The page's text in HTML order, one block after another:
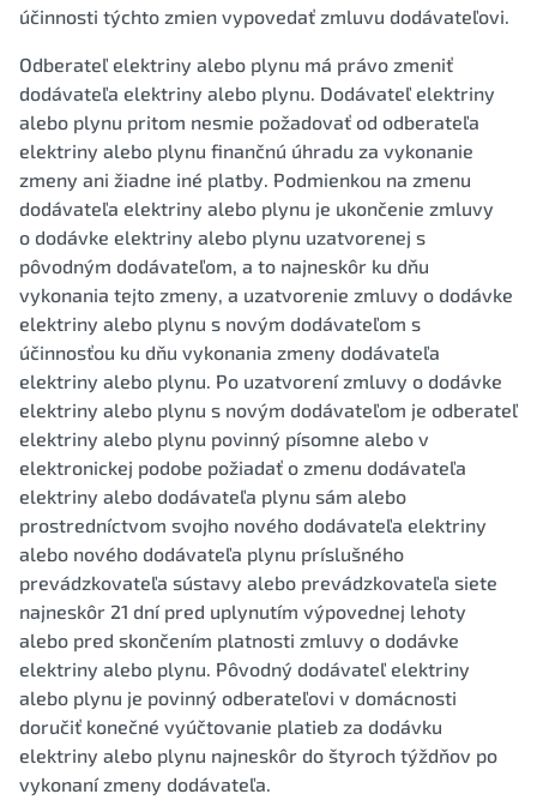
účinnosti týchto zmien vypovedať zmluvu dodávateľovi.
Odberateľ elektriny alebo plynu má právo zmeniť
dodávateľa elektriny alebo plynu. Dodávateľ elektriny
alebo plynu pritom nesmie požadovať od odberateľa
elektriny alebo plynu finančnú úhradu za vykonanie
zmeny ani žiadne iné platby. Podmienkou na zmenu
dodávateľa elektriny alebo plynu je ukončenie zmluvy
o dodávke elektriny alebo plynu uzatvorenej s
pôvodným dodávateľom, a to najneskôr ku dňu
vykonania tejto zmeny, a uzatvorenie zmluvy o dodávke
elektriny alebo plynu s novým dodávateľom s
účinnosťou ku dňu vykonania zmeny dodávateľa
elektriny alebo plynu. Po uzatvorení zmluvy o dodávke
elektriny alebo plynu s novým dodávateľom je odberateľ
elektriny alebo plynu povinný písomne alebo v
elektronickej podobe požiadať o zmenu dodávateľa
elektriny alebo dodávateľa plynu sám alebo
prostredníctvom svojho nového dodávateľa elektriny
alebo nového dodávateľa plynu príslušného
prevádzkovateľa sústavy alebo prevádzkovateľa siete
najneskôr 21 dní pred uplynutím výpovednej lehoty
alebo pred skončením platnosti zmluvy o dodávke
elektriny alebo plynu. Pôvodný dodávateľ elektriny
alebo plynu je povinný odberateľovi v domácnosti
doručiť konečné vyúčtovanie platieb za dodávku
elektriny alebo plynu najneskôr do štyroch týždňov po
vykonaní zmeny dodávateľa.